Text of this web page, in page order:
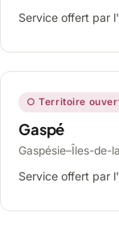
Service offert par
○ Territoire
Gaspé
Gaspésie–Îles-de-
Service offert par